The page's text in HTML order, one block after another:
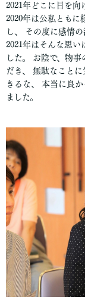
2021年どこに目を向
2020年は公私ともに
し、 その度に感情
2021年はそんな思い
した。 お陰で、物
だき、 無駄なこと
きるな、 本当に良
ました。